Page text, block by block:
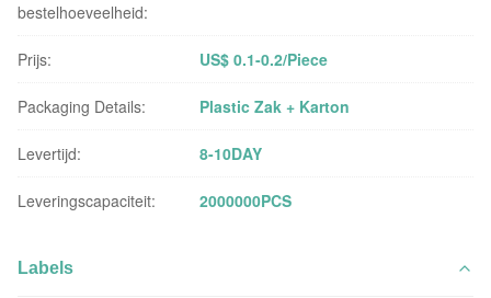
bestelhoeveelheid:
Prijs: US$ 0.1-0.2/Piece
Packaging Details: Plastic Zak + Karton
Levertijd: 8-10DAY
Leveringscapaciteit: 2000000PCS
Labels